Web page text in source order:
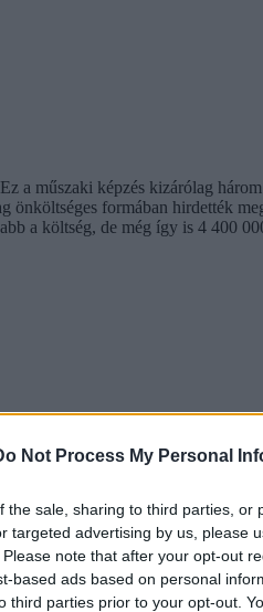
Not Process My Personal
the sale, sharing to third parties, or
targeted advertising by us, please
note that after your opt-out
based ads based on personal
third parties prior to your opt-out.
a műszaki képzés kizárólag
formában hirdették
a költség, de még így is 4 400